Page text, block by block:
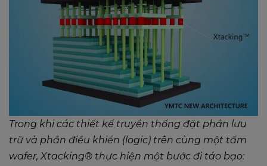
Trong khi các thiết kế truyền thống đặt phần lưu
trữ và phần điều khiển (logic) trên cùng một tấm
wafer, Xtacking® thực hiện một bước đi táo bạo: